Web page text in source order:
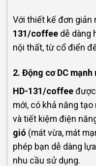
Với thiết kế đơn giản
131/coffee dễ dàng
nội thất, từ cổ điển
2. Động cơ DC mạnh
HD-131/coffee
mới, có khả năng tạo
và tiết kiệm điện
gió (mát vừa, mát
phép bạn dễ dàng
nhu cầu sử dụng.